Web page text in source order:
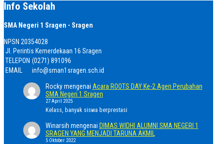
Info Sekolah
SMA Negeri 1 Sragen - Sragen
NPSN 20354028
Jl. Perintis Kemerdekaan 16 Sragen
TELEPON (0271) 891096
EMAIL
info@sman1sragen.sch.id
Rockymengenai Acara ROOTS DAY Ke-2 Agen Perubahan
SMA Negeri 1 Sragen
27 April 2025
Kelass, banyak siswa berprestasi
Winarsih mengenai DIMAS WIDHI ALUMNI SMA NEGERI 1
SRAGEN YANG MENJADI TARUNA AKMIL
5 Oktober 2022